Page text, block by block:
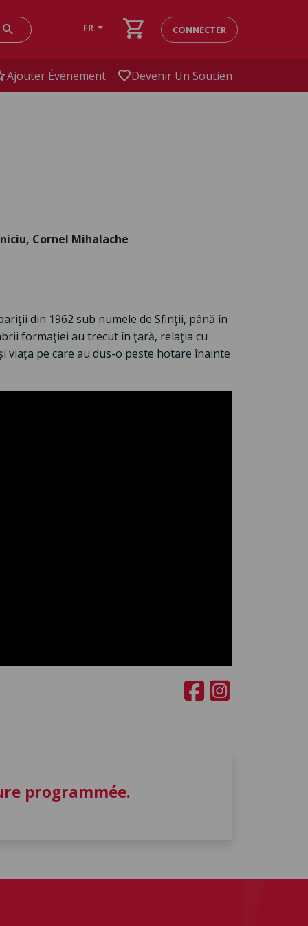
search FR shopping_cart CONNECTER
Ajouter Événement favoriteDevenir Un Soutien
Cornel Mihalache
din 1962 sub numele de Sfinţii, până în
formaţiei au trecut în ţară, relaţia cu
viața pe care au dus-o peste hotare înainte
programmée.